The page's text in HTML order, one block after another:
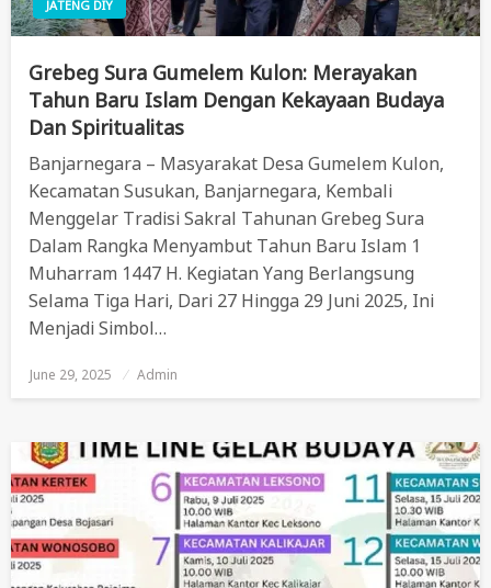
JATENG DIY
Grebeg Sura Gumelem Kulon: Merayakan
Tahun Baru Islam Dengan Kekayaan Budaya
Dan Spiritualitas
Banjarnegara – Masyarakat Desa Gumelem Kulon,
Kecamatan Susukan, Banjarnegara, Kembali
Menggelar Tradisi Sakral Tahunan Grebeg Sura
Dalam Rangka Menyambut Tahun Baru Islam 1
Muharram 1447 H. Kegiatan Yang Berlangsung
Selama Tiga Hari, Dari 27 Hingga 29 Juni 2025, Ini
Menjadi Simbol…
Posted
June 29, 2025 Admin